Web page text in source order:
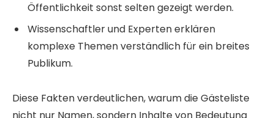
Öffentlichkeit sonst selten gezeigt werden.
Wissenschaftler und Experten erklären
komplexe Themen verständlich für ein breites
Publikum.
Diese Fakten verdeutlichen, warum die Gästeliste